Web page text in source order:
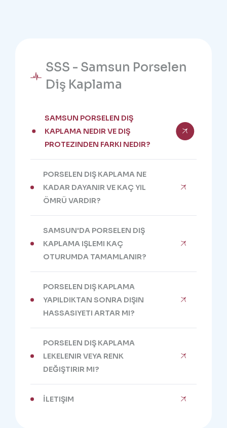
SSS - Samsun Porselen
Diş Kaplama
SAMSUN PORSELEN DIŞ
KAPLAMA NEDIR VE DIŞ
PROTEZINDEN FARKI NEDIR?
PORSELEN DIŞ KAPLAMA NE
KADAR DAYANIR VE KAÇ YIL
ÖMRÜ VARDIR?
SAMSUN'DA PORSELEN DIŞ
KAPLAMA IŞLEMI KAÇ
OTURUMDA TAMAMLANIR?
PORSELEN DIŞ KAPLAMA
YAPILDIKTAN SONRA DIŞIN
HASSASIYETI ARTAR MI?
PORSELEN DIŞ KAPLAMA
LEKELENIR VEYA RENK
DEĞIŞTIRIR MI?
İLETIŞIM